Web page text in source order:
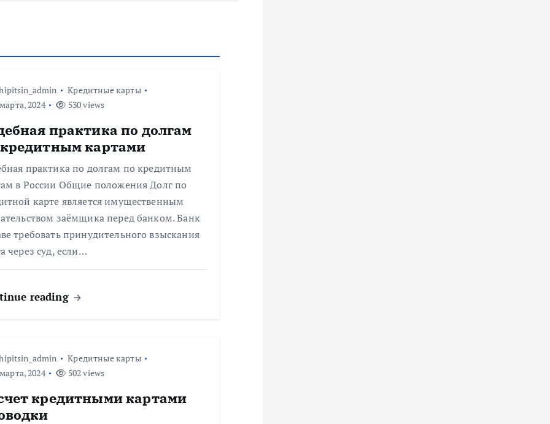
Кредитные карты
2024
530 views
практика по долгам
картами
практика по долгам по кредитным
в России Общие положения Долг по
карте является имущественным
заёмщика перед банком. Банк
требовать принудительного взыскания
через суд, если…
reading
Кредитные карты
2024
502 views
кредитными картами